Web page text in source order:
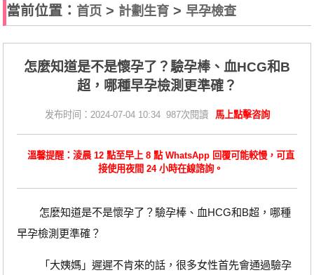
當前位置： 首页 > 計劃生育 >早孕檢查
​怎麼知道是不是懷孕了？驗孕棒、血HCG和B
超，哪種早孕檢測更準確？
发布时间：2024-07-04 10:34 987次閱讀 馬上點擊咨詢
溫馨提醒：淩晨 12 點至早上 8 點 WhatsApp 回覆可能較慢，可直
接使用夜間 24 小時在線諮詢。
怎麼知道是不是懷孕了？驗孕棒、血HCG和B超，哪種
早孕檢測更準確？
「大姨媽」遲遲不肯來的話，很多女性首先會通過驗孕